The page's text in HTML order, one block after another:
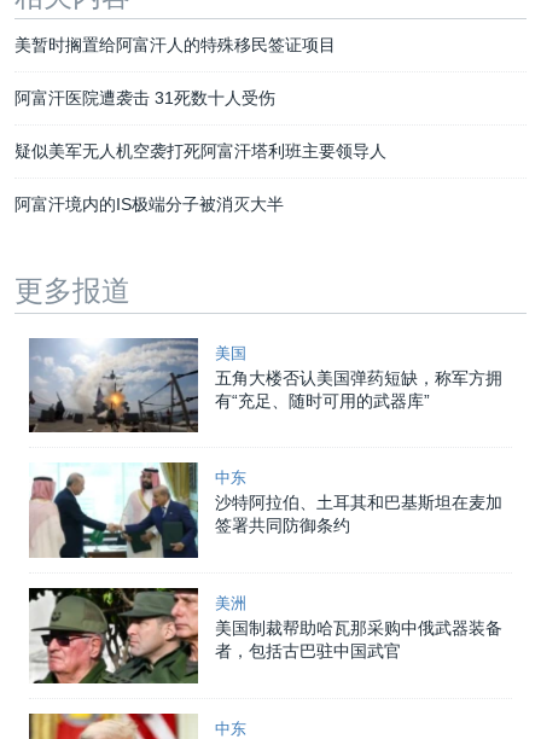
美暂时搁置给阿富汗人的特殊移民签证项目
阿富汗医院遭袭击 31死数十人受伤
疑似美军无人机空袭打死阿富汗塔利班主要领导人
阿富汗境内的IS极端分子被消灭大半
更多报道
美国
五角大楼否认美国弹药短缺，称军方拥
有“充足、随时可用的武器库”
中东
沙特阿拉伯、土耳其和巴基斯坦在麦加
签署共同防御条约
美洲
美国制裁帮助哈瓦那采购中俄武器装备
者，包括古巴驻中国武官
中东